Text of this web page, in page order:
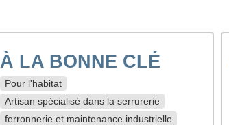
À LA BONNE CLÉ
Pour l'habitat
Artisan spécialisé dans la serrurerie
ferronnerie et maintenance industrielle